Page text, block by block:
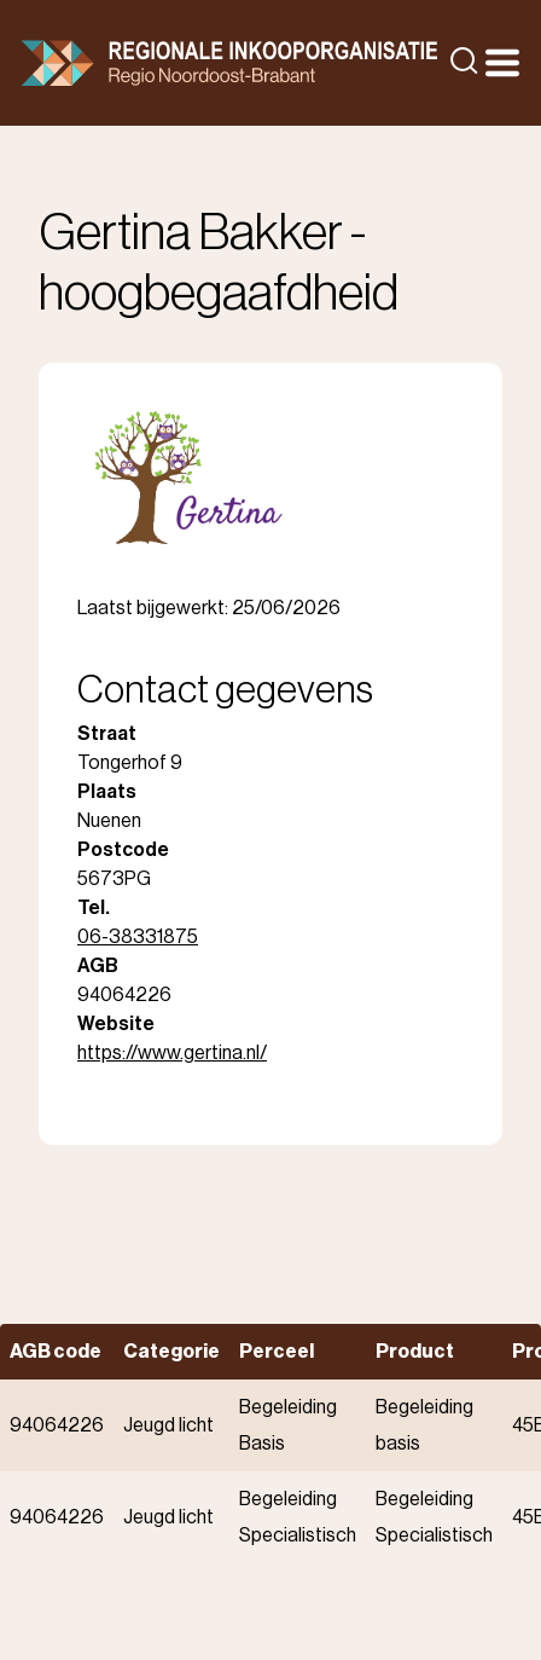
naar
inhoud
Gertina Bakker -
hoogbegaafdheid
Laatst bijgewerkt: 25/06/2026
Contact gegevens
Straat
Tongerhof 9
Plaats
Nuenen
Postcode
5673PG
Tel.
06-38331875
AGB
94064226
Website
https://www.gertina.nl/
AGB code Categorie Perceel Product
94064226 Jeugd licht
Begeleiding
Basis
Begeleiding
basis
94064226 Jeugd licht
Begeleiding
Specialistisch
Begeleiding
Specialistisch